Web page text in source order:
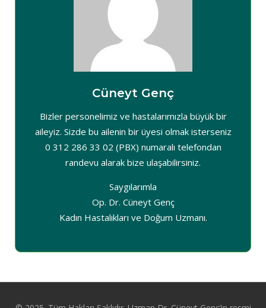
Cüneyt Genç
Bizler personelimiz ve hastalarımızla büyük bir
aileyiz. Sizde bu ailenin bir üyesi olmak isterseniz
0 312 286 33 02 (PBX) numaralı telefondan
randevu alarak bize ulaşabilirsiniz.
Saygılarımla
Op. Dr. Cüneyt Genç
Kadın Hastalıkları ve Doğum Uzmanı.